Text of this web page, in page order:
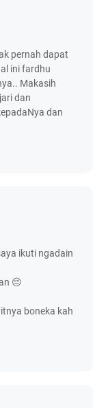
pernah dapat
ini fardhu
Makasih
dan
dan
ikuti ngadain
😔
boneka kah